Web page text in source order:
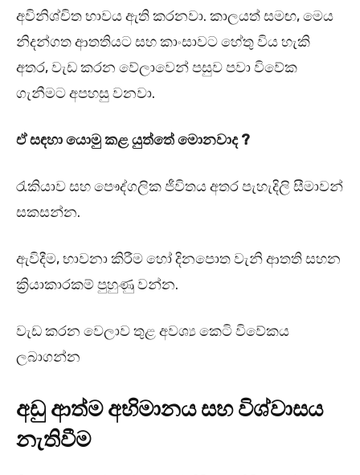
අවිනිශ්චිත භාවය ඇති කරනවා. කාලයත් සමඟ, මෙය
නිදන්ගත ආතතියට සහ කාංසාවට හේතු විය හැකි
අතර, වැඩ කරන වේලාවෙන් පසුව පවා විවේක
ගැනීමට අපහසු වනවා.
ඒ සඳහා යොමු කළ යුත්තේ මොනවාද ?
රැකියාව සහ පෞද්ගලික ජීවිතය අතර පැහැදිලි සීමාවන්
සකසන්න.
ඇවිදීම, භාවනා කිරීම හෝ දිනපොත වැනි ආතති සහන
ක්‍රියාකාරකම් පුහුණු වන්න.
වැඩ කරන වෙලාව තුළ අවශ්‍ය කෙටි විවේකය
ලබාගන්න
අඩු ආත්ම අභිමානය සහ විශ්වාසය
නැතිවීම